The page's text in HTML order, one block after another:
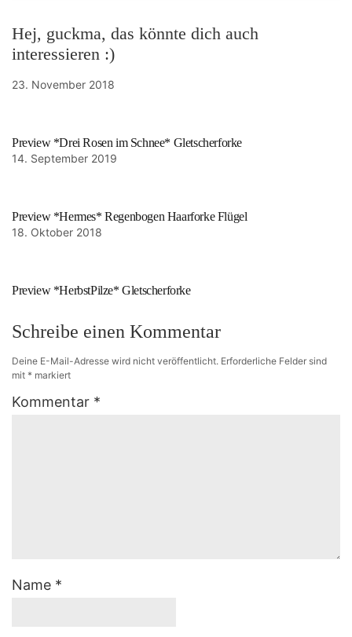
Hej, guckma, das könnte dich auch
interessieren :)
23. November 2018
Preview *Drei Rosen im Schnee* Gletscherforke
14. September 2019
Preview *Hermes* Regenbogen Haarforke Flügel
18. Oktober 2018
Preview *HerbstPilze* Gletscherforke
Schreibe einen Kommentar
Deine E-Mail-Adresse wird nicht veröffentlicht. Erforderliche Felder sind
mit * markiert
Kommentar *
Name *